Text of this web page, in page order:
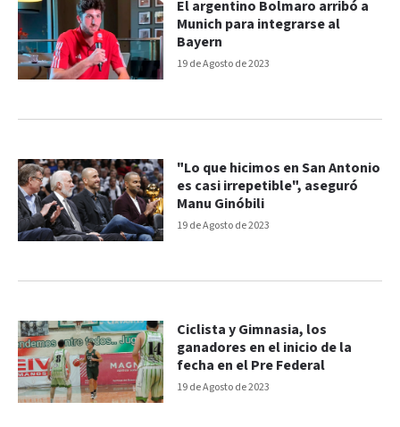
19 de Agosto de 2023
El argentino Bolmaro arribó a
Munich para integrarse al
Bayern
19 de Agosto de 2023
"Lo que hicimos en San Antonio
es casi irrepetible", aseguró
Manu Ginóbili
19 de Agosto de 2023
Ciclista y Gimnasia, los
ganadores en el inicio de la
fecha en el Pre Federal